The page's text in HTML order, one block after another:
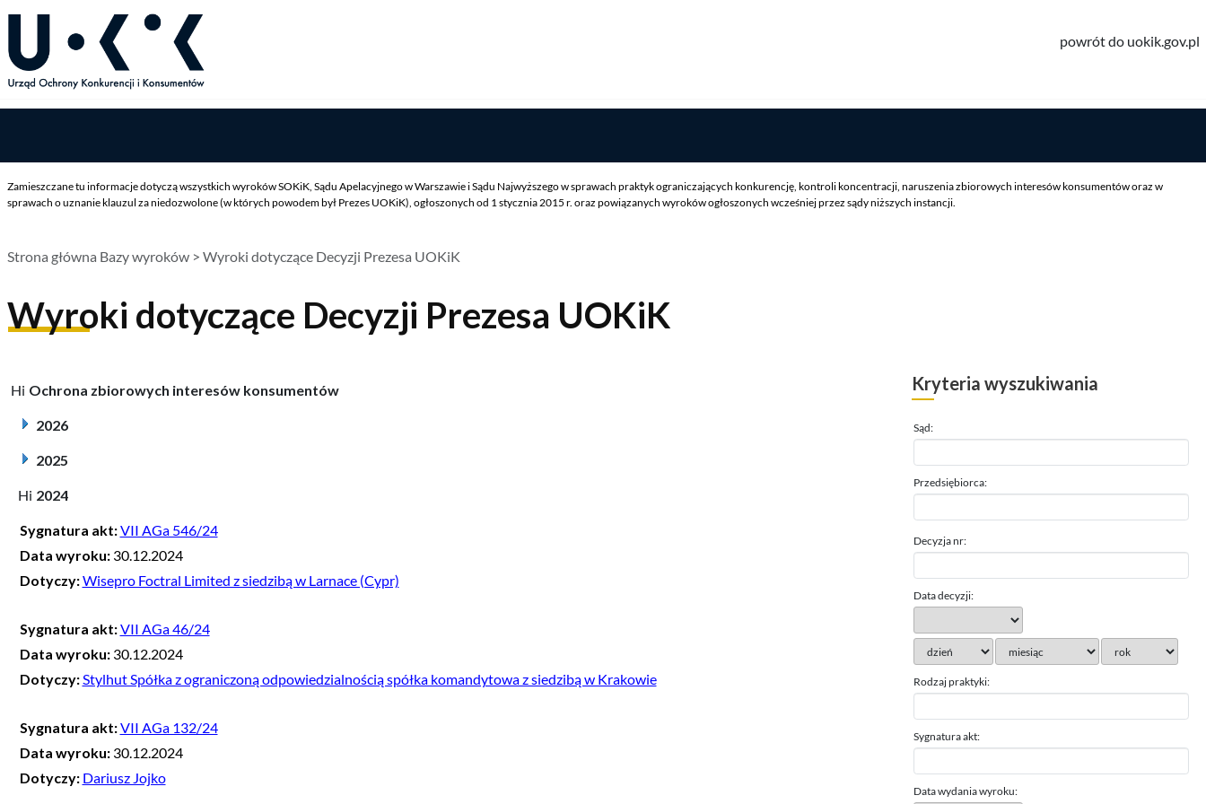
powrót do uokik.gov.pl
Zamieszczane tu informacje dotyczą wszystkich wyroków SOKiK, Sądu Apelacyjnego w Warszawie i Sądu Najwyższego w sprawach praktyk ograniczających konkurencję, kontroli koncentracji, naruszenia zbiorowych interesów konsumentów oraz w
sprawach o uznanie klauzul za niedozwolone (w których powodem był Prezes UOKiK), ogłoszonych od 1 stycznia 2015 r. oraz powiązanych wyroków ogłoszonych wcześniej przez sądy niższych instancji.
Strona główna Bazy wyroków> Wyroki dotyczące Decyzji Prezesa UOKiK
Wyroki dotyczące Decyzji Prezesa UOKiK
Ochrona zbiorowych interesów konsumentów
2026
2025
2024
Sygnatura akt:VII AGa 546/24
Data wyroku: 30.12.2024
Dotyczy:Wisepro Foctral Limited z siedzibą w Larnace (Cypr)
Sygnatura akt:VII AGa 46/24
Data wyroku: 30.12.2024
Dotyczy:Stylhut Spółka z ograniczoną odpowiedzialnością spółka komandytowa z siedzibą w Krakowie
Sygnatura akt:VII AGa 132/24
Data wyroku: 30.12.2024
Dotyczy: Dariusz Jojko
Kryteria wyszukiwania
Sąd:
Przedsiębiorca:
Decyzja nr:
Data decyzji:
Rodzaj praktyki:
Sygnatura akt:
Data wydania wyroku: